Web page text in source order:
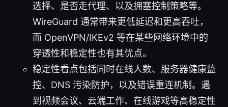
选择、是否走代理、以及拥塞控制策略等。
WireGuard 通常带来更低延迟和更高吞吐，
而 OpenVPN/IKEv2 等在某些网络环境中的
穿透性和稳定性也有其优点。
稳定性看点包括同时在线人数、服务器健康监
控、DNS 污染防护，以及错误重连机制。遇
到视频会议、云端工作、在线游戏等高稳定性